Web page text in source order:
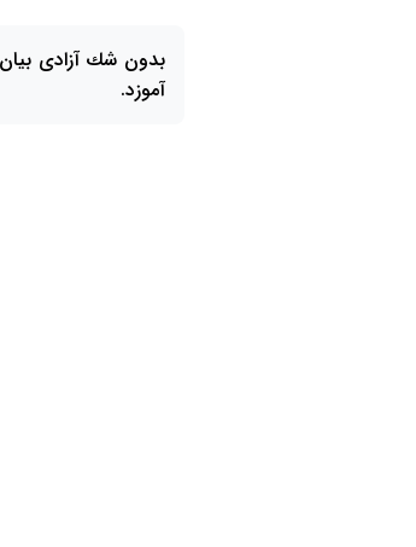
بدون شك آزادى
آموزد.